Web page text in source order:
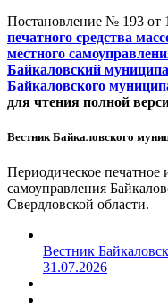
Постановление № 193 от
печатного средства
местного
Байкаловский
Байкаловского
для чтения полной
Вестник Байкаловского
Периодическое печатное
самоуправления
Свердловской области.
Вестник
31.07.2026